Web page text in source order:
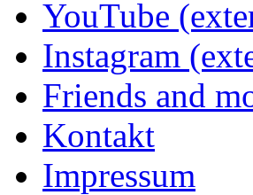
YouTube
Instagram
Friends and
Kontakt
Impressum